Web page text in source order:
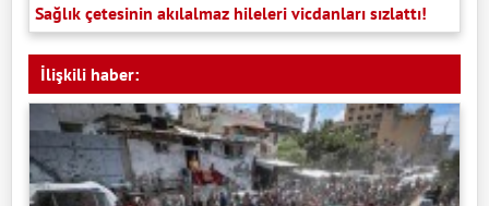
Sağlık çetesinin akılalmaz hileleri vicdanları sızlattı!
İlişkili haber: